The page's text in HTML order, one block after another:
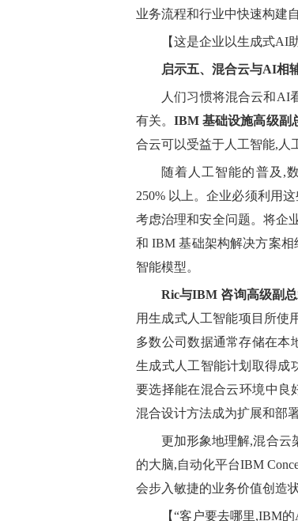
业务流程和行业中快速构建
【这是企业以生成式AI
启示五、混合云与AI相
人们习惯将混合云和AI
有关。IBM 基础设施高级副
合云可以受益于人工智能,人
随着人工智能的普及,
250% 以上。企业必须利用
考虑治理和安全问题。将企
和 IBM 基础架构解决方案
智能模型。
Ric与IBM 咨询高级副
用生成式人工智能项目所使
多数公司数据通常存储在本
生成式人工智能计划取得成
要选择能在混合云环境中良
混合设计方法成为扩展和部
更加形象地理解,混合云
的大脑,自动化平台IBM
会步入敏捷的业务价值创造
【“客户要去哪里,IBM